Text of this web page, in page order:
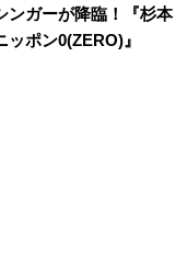
ンガーが降臨！『杉本
ポン0(ZERO)』